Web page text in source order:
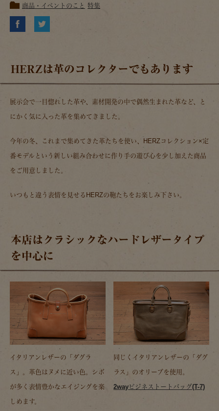
商品・イベントのこと 特集
HERZは革のコレクターでもあります
展示会で一目惚れした革や、素材開発の中で偶然生まれた革など、と
にかく気に入った革を集めてきました。
今年の冬、これまで集めてきた革たちを使い、HERZコレクション×定
番モデルという新しい組み合わせに作り手の遊び心を少し加えた商品
をご用意しました。
いつもと違う表情を見せるHERZの鞄たちをお楽しみ下さい。
本店はクラシックなハードレザータイプ
を中心に
イタリアンレザーの「ダグラ
ス」。革色はヌメに近い色。シボ
が多く表情豊かなエイジングを楽
しめます。
同じくイタリアンレザーの「ダグ
ラス」のオリーブを使用。
2wayビジネストートバッグ(T-7)